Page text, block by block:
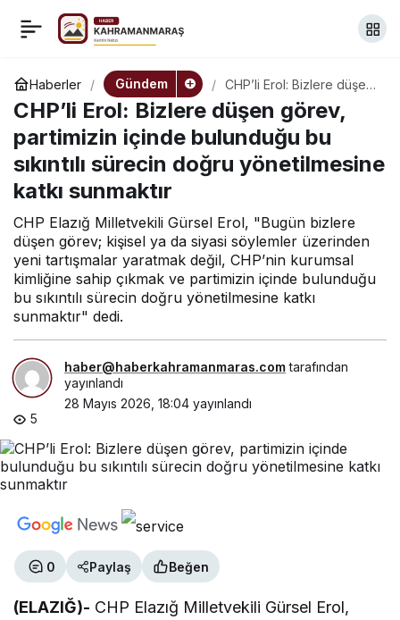
Haberler Gündem
CHP’li Erol: Bizlere düşen
görev, partimizin içinde
bulunduğu bu sıkıntılı
sürecin doğru
yönetilmesine katkı
sunmaktır
CHP’li Erol: Bizlere düşen görev,
partimizin içinde bulunduğu bu
sıkıntılı sürecin doğru yönetilmesine
katkı sunmaktır
CHP Elazığ Milletvekili Gürsel Erol, "Bugün bizlere
düşen görev; kişisel ya da siyasi söylemler üzerinden
yeni tartışmalar yaratmak değil, CHP’nin kurumsal
kimliğine sahip çıkmak ve partimizin içinde bulunduğu
bu sıkıntılı sürecin doğru yönetilmesine katkı
sunmaktır" dedi.
haber@haberkahramanmaras.comtarafından
yayınlandı
28 Mayıs 2026, 18:04 yayınlandı
5
0 Paylaş Beğen
(ELAZIĞ)- CHP Elazığ Milletvekili Gürsel Erol,
Saadet Partisi Genel
Merkezi, Kurban
Bayramı dolayısıyla 20
siyasi parti heyetini
ağırladı
Paylaş